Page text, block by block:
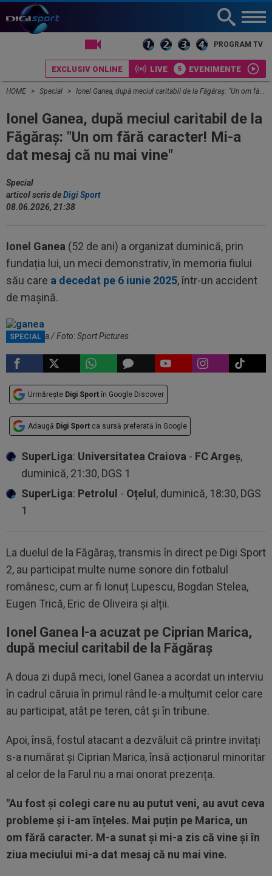
PROGRAM TV
EXCLUSIV ONLINE LIVE EVENIMENTE
HOME Special Ionel Ganea, după meciul caritabil de la Făgăraș: "Un om fără caracter! Mi-a dat mesaj că nu mai vine"
Ionel Ganea, după meciul caritabil de la
Făgăraș: "Un om fără caracter! Mi-a
dat mesaj că nu mai vine"
Special
articol scris deDigi Sport
08.06.2026, 21:38
Ionel Ganea (52 de ani) a organizat duminică, prin
fundația lui, un meci demonstrativ, în memoria fiului
său care a decedat pe 6 iunie 2025, într-un accident
de mașină.
SPECIAL
Ionel Ganea / Foto: Sport Pictures
Urmărește Digi Sport în Google Discover
Adaugă Digi Sport ca sursă preferată în Google
SuperLiga: Universitatea Craiova - FC Argeș,
duminică, 21:30, DGS 1
SuperLiga: Petrolul - Oțelul , duminică, 18:30, DGS
1
La duelul de la Făgăraș, transmis în direct pe Digi Sport
2, au participat multe nume sonore din fotbalul
românesc, cum ar fi Ionuț Lupescu, Bogdan Stelea,
Eugen Trică, Eric de Oliveira și alții.
Ionel Ganea l-a acuzat pe Ciprian Marica,
după meciul caritabil de la Făgăraș
A doua zi după meci, Ionel Ganea a acordat un interviu
în cadrul căruia în primul rând le-a mulțumit celor care
au participat, atât pe teren, cât și în tribune.
Apoi, însă, fostul atacant a dezvăluit că printre invitați
s-a numărat și Ciprian Marica, însă acționarul minoritar
al celor de la Farul nu a mai onorat prezența.
"Au fost și colegi care nu au putut veni, au avut ceva
probleme și i-am înțeles. Mai puțin pe Marica, un
om fără caracter. M-a sunat și mi-a zis că vine și în
ziua meciului mi-a dat mesaj că nu mai vine.